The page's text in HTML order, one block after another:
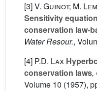
[3]V. Guinot; M.
Sensitivity
conservation law-
Water Resour.,
[4] P.D. Lax
conservation laws,
Volume 10 (1957),